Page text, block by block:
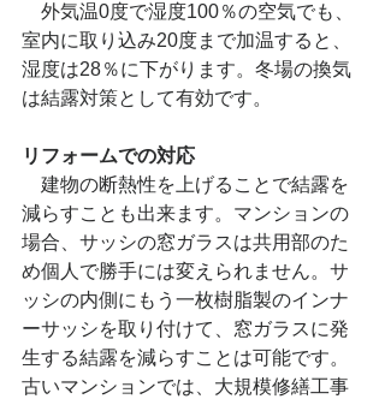
外気温0度で湿度100％の空気でも、
室内に取り込み20度まで加温すると、
湿度は28％に下がります。冬場の換気
は結露対策として有効です。
リフォームでの対応
建物の断熱性を上げることで結露を
減らすことも出来ます。マンションの
場合、サッシの窓ガラスは共用部のた
め個人で勝手には変えられません。サ
ッシの内側にもう一枚樹脂製のインナ
ーサッシを取り付けて、窓ガラスに発
生する結露を減らすことは可能です。
古いマンションでは、大規模修繕工事